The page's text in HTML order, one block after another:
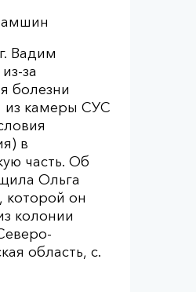
Вадим
за
болезни
из камеры СУС
в
часть. Об
Ольга
которой он
колонии
область, с.